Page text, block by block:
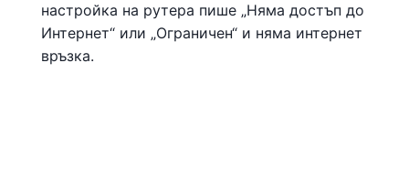
настройка на рутера пише „Няма достъп до
Интернет“ или „Ограничен“ и няма интернет
връзка.